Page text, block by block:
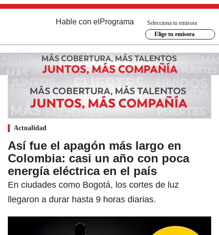
Hable con el Programa
Selecciona tu emisora
Elige tu emisora
Actualidad
Así fue el apagón más largo en
Colombia: casi un año con poca
energía eléctrica en el país
En ciudades como Bogotá, los cortes de luz
llegaron a durar hasta 9 horas diarias.